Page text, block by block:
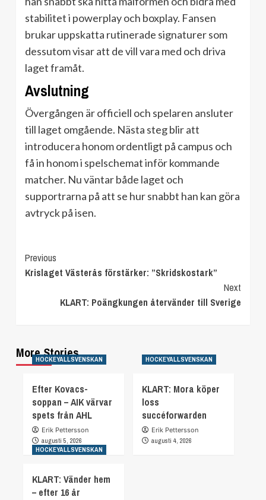
stabilitet i powerplay och boxplay. Fansen
brukar uppskatta rutinerade signaturer som
dessutom visar att de vill vara med och driva
laget framåt.
Avslutning
Övergången är officiell och spelaren ansluter
till laget omgående. Nästa steg blir att
introducera honom ordentligt på campus och
få in honom i spelschemat inför kommande
matcher. Nu väntar både laget och
supportrarna på att se hur snabbt han kan göra
avtryck på isen.
Continue
Reading
Previous
Krislaget Västerås förstärker: ”Skridskostark”
Next
KLART: Poängkungen återvänder till Sverige
More Stories
HOCKEYALLSVENSKAN
Efter Kovacs-
soppan – AIK värvar
spets från AHL
Erik Pettersson
augusti 5, 2026
HOCKEYALLSVENSKAN
KLART: Mora köper
loss
succéforwarden
Erik Pettersson
augusti 4, 2026
HOCKEYALLSVENSKAN
KLART: Vänder hem
– efter 16 år